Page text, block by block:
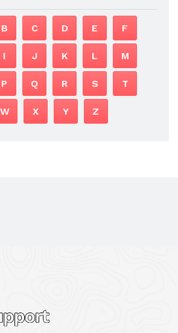
B C D E F
I J K L M
P Q R S T
W X Y Z